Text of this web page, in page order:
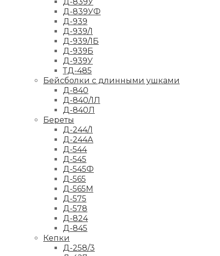
Д-839УФ
Д-939
Д-939/1
Д-939/1Б
Д-939Б
Д-939У
ТД-485
Бейсболки с длинными ушками
Д-840
Д-840/1Л
Д-840Л
Береты
Д-244/1
Д-244А
Д-544
Д-545
Д-545Ф
Д-565
Д-565М
Д-575
Д-578
Д-824
Д-845
Кепки
Д-258/3